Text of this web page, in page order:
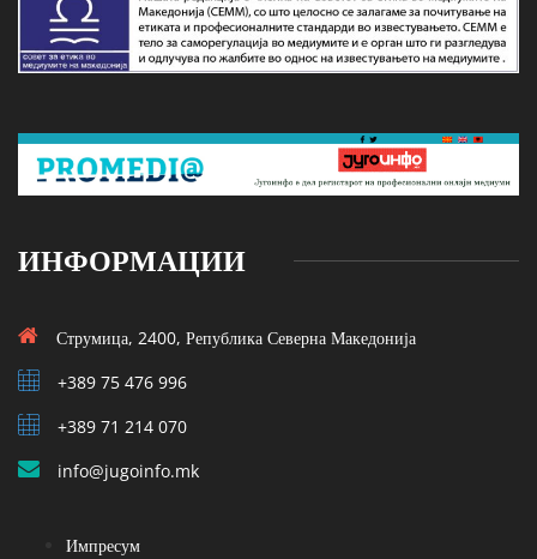
ИНФОРМАЦИИ
Струмица, 2400, Република Северна Македонија
+389 75 476 996
+389 71 214 070
info@jugoinfo.mk
Импресум